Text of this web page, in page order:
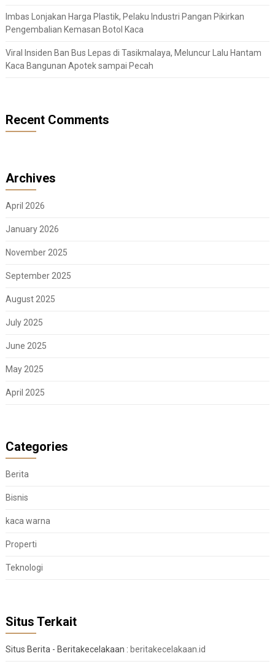
Imbas Lonjakan Harga Plastik, Pelaku Industri Pangan Pikirkan
Pengembalian Kemasan Botol Kaca
Viral Insiden Ban Bus Lepas di Tasikmalaya, Meluncur Lalu Hantam
Kaca Bangunan Apotek sampai Pecah
Recent Comments
Archives
April 2026
January 2026
November 2025
September 2025
August 2025
July 2025
June 2025
May 2025
April 2025
Categories
Berita
Bisnis
kaca warna
Properti
Teknologi
Situs Terkait
Situs Berita - Beritakecelakaan : beritakecelakaan.id